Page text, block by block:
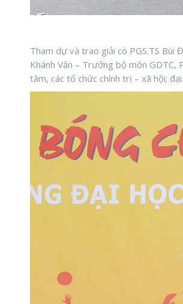
Tham dự và trao giải có PGS.TS
Khánh Vân – Trưởng bộ môn GDTC,
tâm, các tổ chức chính trị – xã hội;